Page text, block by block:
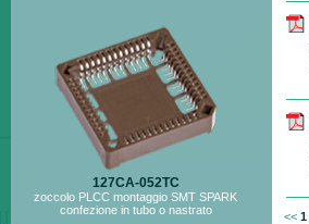
<< 1
127CA-052TC
zoccolo PLCC montaggio SMT SPARK
confezione in tubo o nastrato